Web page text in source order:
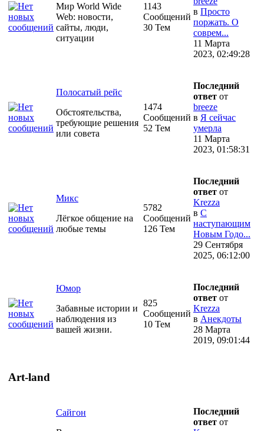
Мир World Wide
Web: новости,
сайты, люди,
ситуации
1143
Сообщений
30 Тем
в Просто
поржать. О
соврем...
11 Марта
2023, 02:49:28
Полосатый рейс
Обстоятельства,
требующие решения
или совета
1474
Сообщений
52 Тем
Последний
ответ от
breeze
в Я сейчас
умерла
11 Марта
2023, 01:58:31
Микс
Лёгкое общение на
любые темы
5782
Сообщений
126 Тем
Последний
ответ от
Krezza
в С
наступающим
Новым Годо...
29 Сентября
2025, 06:12:00
Юмор
Забавные истории и
наблюдения из
вашей жизни.
825
Сообщений
10 Тем
Последний
ответ от
Krezza
в Анекдоты
28 Марта
2019, 09:01:44
Art-land
Сайгон
Последний
ответ от